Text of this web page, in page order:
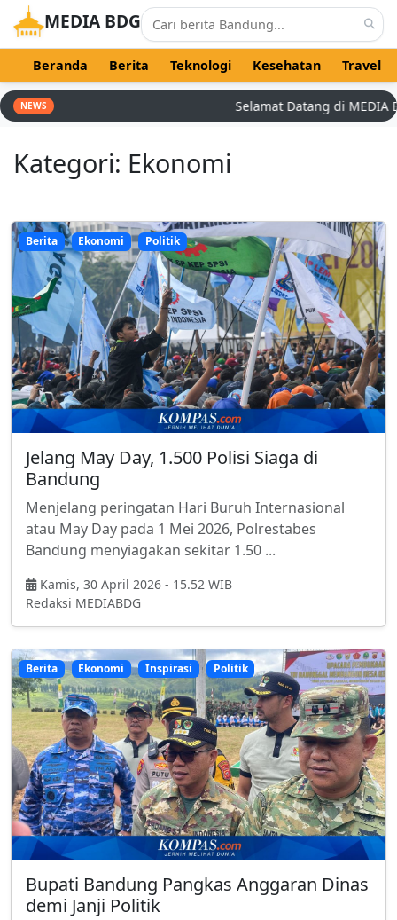
MEDIA BDG
Beranda Berita Teknologi Kesehatan Travel
NEWS Selamat Datang di MEDIA
Kategori: Ekonomi
Berita Ekonomi Politik
Jelang May Day, 1.500 Polisi Siaga di
Bandung
Menjelang peringatan Hari Buruh Internasional
atau May Day pada 1 Mei 2026, Polrestabes
Bandung menyiagakan sekitar 1.50 ...
Kamis, 30 April 2026 - 15.52 WIB
Redaksi MEDIABDG
Berita Ekonomi Inspirasi Politik
Bupati Bandung Pangkas Anggaran Dinas
demi Janji Politik